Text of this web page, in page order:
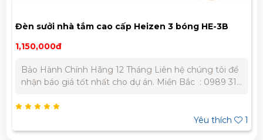
Đèn sưởi 3 bóng NBH626G nanoco 825W/220V/50Hz
880,000đ
Bảo Hành Chính Hãng 12 Tháng Liên hệ chúng tôi để
nhận báo giá tốt nhất cho dự án. Miền Bắc : 0989 310
332 980
Yêu thích